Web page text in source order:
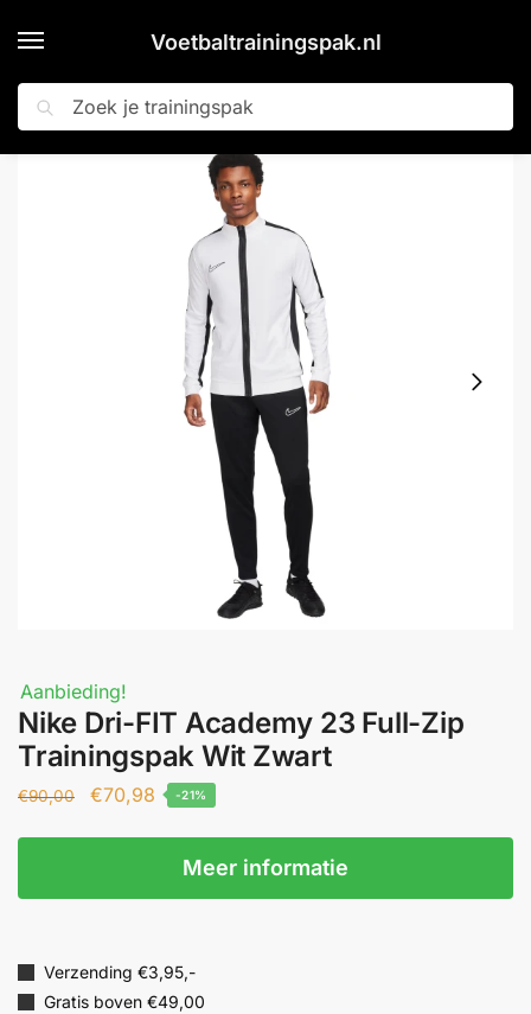
Voetbaltrainingspak.nl
Zoeken
Home » Shop » Nike Dri-FIT Academy 23 Full-Zip Trainingspak Wit Zwart
Aanbieding!
Nike Dri-FIT Academy 23 Full-Zip
Trainingspak Wit Zwart
€90,00 €70,98 -21%
Meer informatie
Verzending €3,95,-
Gratis boven €49,00